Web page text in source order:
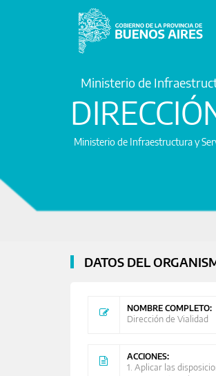
Ministerio de
Ministerio de Infraestructura y
DATOS DEL
NOMBRE COMPLETO:
Dirección de Vialidad
ACCIONES:
1. Aplicar las